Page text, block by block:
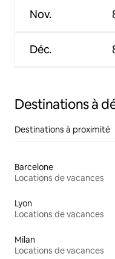
Nov.
Déc.
Destinations à
Destinations à proximité
Barcelone
Locations de vacances
Lyon
Locations de vacances
Milan
Locations de vacances